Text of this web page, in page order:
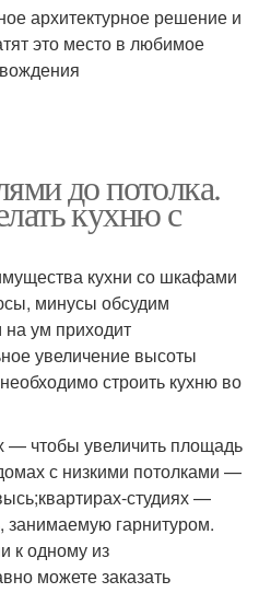
архитектурное решение и
это место в любимое
до потолка.
кухню с
кухни со шкафами
минусы обсудим
ум приходит
увеличение высоты
строить кухню во
— чтобы увеличить площадь
с низкими потолками —
студиях —
гарнитуром.
к одному из
можете заказать